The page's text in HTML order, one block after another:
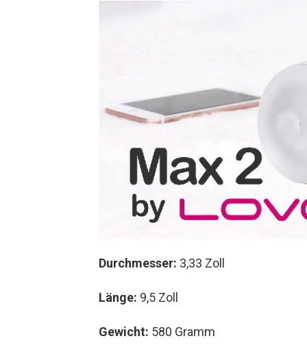
Durchmesser: 3,33 Zoll
Länge: 9,5 Zoll
Gewicht: 580 Gramm